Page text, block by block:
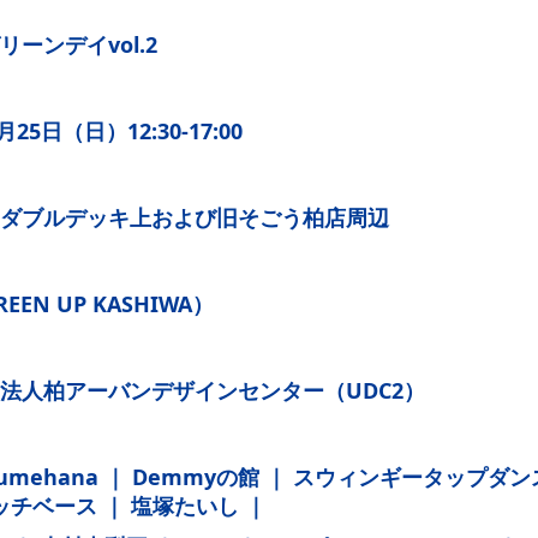
ーンデイvol.2
25日（日）12:30-17:00
ブルデッキ上および旧そごう柏店周辺
UP KASHIWA）
人柏アーバンデザインセンター（UDC2）
｜ Demmyの館 ｜ スウィンギータップダン
チベース ｜ 塩塚たいし ｜